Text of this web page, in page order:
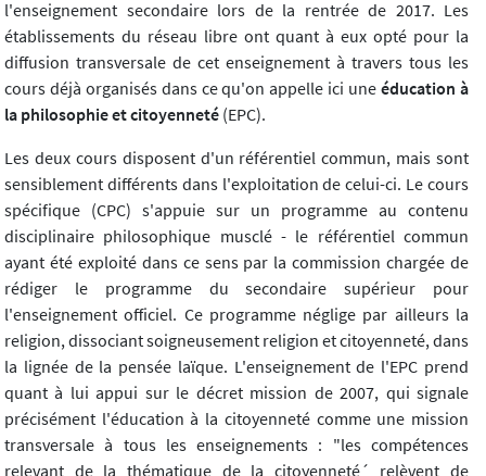
l'enseignement secondaire lors de la rentrée de 2017. Les
établissements du réseau libre ont quant à eux opté pour la
diffusion transversale de cet enseignement à travers tous les
cours déjà organisés dans ce qu'on appelle ici uneéducation à
la philosophie et citoyenneté (EPC).
Les deux cours disposent d'un référentiel commun, mais sont
sensiblement différents dans l'exploitation de celui-ci. Le cours
spécifique (CPC) s'appuie sur un programme au contenu
disciplinaire philosophique musclé - le référentiel commun
ayant été exploité dans ce sens par la commission chargée de
rédiger le programme du secondaire supérieur pour
l'enseignement officiel. Ce programme néglige par ailleurs la
religion, dissociant soigneusement religion et citoyenneté, dans
la lignée de la pensée laïque. L'enseignement de l'EPC prend
quant à lui appui sur le décret mission de 2007, qui signale
précisément l'éducation à la citoyenneté comme une mission
transversale à tous les enseignements : "les compétences
relevant de la thématique de la citoyenneté´ relèvent de